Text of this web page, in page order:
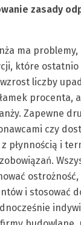
zasady
ma
które ostatnio
liczby
procenta,
Zapewne
czy
płynnością i
i stosować